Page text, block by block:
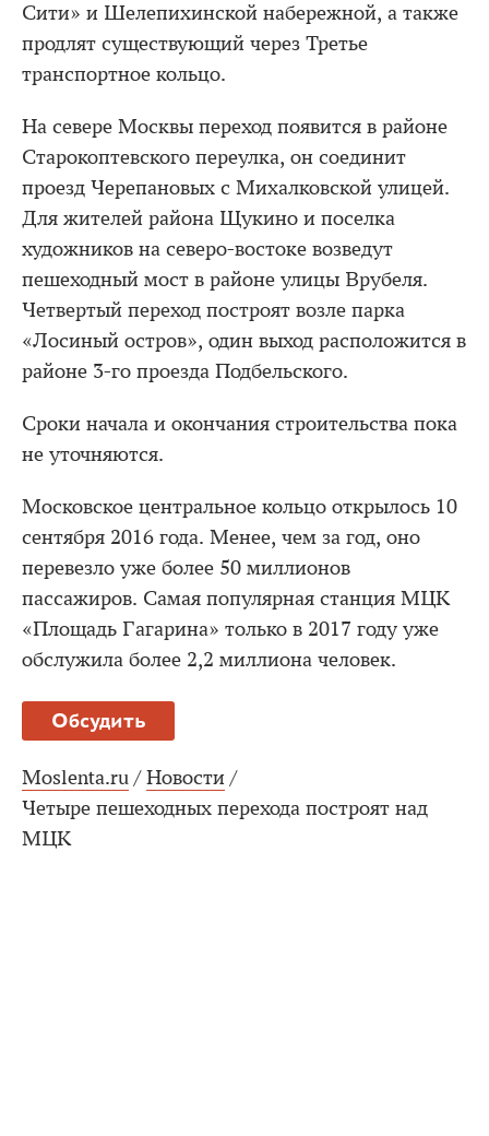
Сити» и Шелепихинской набережной, а также
продлят существующий через Третье
транспортное кольцо.
На севере Москвы переход появится в районе
Старокоптевского переулка, он соединит
проезд Черепановых с Михалковской улицей.
Для жителей района Щукино и поселка
художников на северо-востоке возведут
пешеходный мост в районе улицы Врубеля.
Четвертый переход построят возле парка
«Лосиный остров», один выход расположится в
районе 3-го проезда Подбельского.
Сроки начала и окончания строительства пока
не уточняются.
Московское центральное кольцо открылось 10
сентября 2016 года. Менее, чем за год, оно
перевезло уже более 50 миллионов
пассажиров. Самая популярная станция МЦК
«Площадь Гагарина» только в 2017 году уже
обслужила более 2,2 миллиона человек.
Обсудить
Moslenta.ru / Новости /
Четыре пешеходных перехода построят над
МЦК